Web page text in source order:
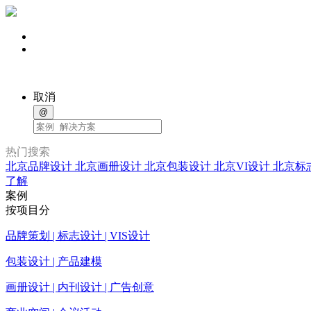
取消
@
热门搜索
北京品牌设计 北京画册设计 北京包装设计 北京VI设计 北京标
了解
案例
按项目分
品牌策划 | 标志设计 | VIS设计
包装设计 | 产品建模
画册设计 | 内刊设计 | 广告创意